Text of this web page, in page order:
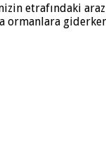
etrafındaki